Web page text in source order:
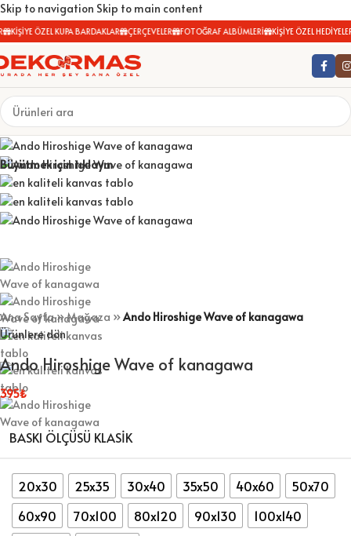
Skip to navigation Skip to main content
KİŞİYE ÖZEL KUPA BARDAKLAR ÇERÇEVELER FOTOĞRAF ALBÜMLERİ KİŞİYE ÖZEL HEDİYELER
Büyütmek için tıklayın
Ana Sayfa»Mağaza »Ando Hiroshige Wave of kanagawa
Ürünlere dön
Ando Hiroshige Wave of kanagawa
395₺
BASKI ÖLÇÜSÜ KLASIK
20x30 25x35 30x40 35x50 40x60
50x70
60x90
70x100 80x120 90x130
100x140